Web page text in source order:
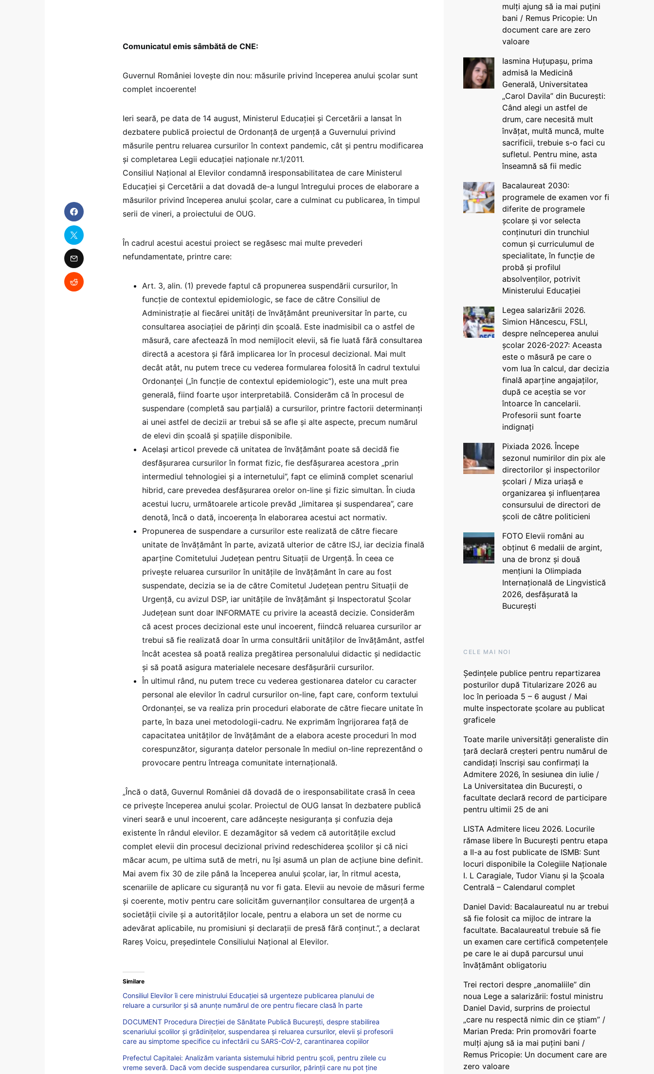
Comunicatul emis sâmbătă de CNE:
Guvernul României lovește din nou: măsurile privind începerea anului școlar sunt
complet incoerente!
Ieri seară, pe data de 14 august, Ministerul Educației și Cercetării a lansat în
dezbatere publică proiectul de Ordonanță de urgență a Guvernului privind
măsurile pentru reluarea cursurilor în context pandemic, cât și pentru modificarea
și completarea Legii educației naționale nr.1/2011.
Consiliul Național al Elevilor condamnă iresponsabilitatea de care Ministerul
Educației și Cercetării a dat dovadă de-a lungul întregului proces de elaborare a
măsurilor privind începerea anului școlar, care a culminat cu publicarea, în timpul
serii de vineri, a proiectului de OUG.
În cadrul acestui acestui proiect se regăsesc mai multe prevederi
nefundamentate, printre care:
Art. 3, alin. (1) prevede faptul că propunerea suspendării cursurilor, în
funcție de contextul epidemiologic, se face de către Consiliul de
Administrație al fiecărei unități de învățământ preuniversitar în parte, cu
consultarea asociației de părinți din școală. Este inadmisibil ca o astfel de
măsură, care afectează în mod nemijlocit elevii, să fie luată fără consultarea
directă a acestora și fără implicarea lor în procesul decizional. Mai mult
decât atât, nu putem trece cu vederea formularea folosită în cadrul textului
Ordonanței („în funcție de contextul epidemiologic”), este una mult prea
generală, fiind foarte ușor interpretabilă. Considerăm că în procesul de
suspendare (completă sau parțială) a cursurilor, printre factorii determinanți
ai unei astfel de decizii ar trebui să se afle și alte aspecte, precum numărul
de elevi din școală și spațiile disponibile.
Același articol prevede că unitatea de învățământ poate să decidă fie
desfășurarea cursurilor în format fizic, fie desfășurarea acestora „prin
intermediul tehnologiei și a internetului”, fapt ce elimină complet scenariul
hibrid, care prevedea desfășurarea orelor on-line și fizic simultan. În ciuda
acestui lucru, următoarele articole prevăd „limitarea și suspendarea”, care
denotă, încă o dată, incoerența în elaborarea acestui act normativ.
Propunerea de suspendare a cursurilor este realizată de către fiecare
unitate de învățământ în parte, avizată ulterior de către ISJ, iar decizia finală
aparține Comitetului Județean pentru Situații de Urgență. În ceea ce
privește reluarea cursurilor în unitățile de învățământ în care au fost
suspendate, decizia se ia de către Comitetul Județean pentru Situații de
Urgență, cu avizul DSP, iar unitățile de învățământ și Inspectoratul Școlar
Județean sunt doar INFORMATE cu privire la această decizie. Considerăm
că acest proces decizional este unul incoerent, fiindcă reluarea cursurilor ar
trebui să fie realizată doar în urma consultării unităților de învățământ, astfel
încât acestea să poată realiza pregătirea personalului didactic și nedidactic
și să poată asigura materialele necesare desfășurării cursurilor.
În ultimul rând, nu putem trece cu vederea gestionarea datelor cu caracter
personal ale elevilor în cadrul cursurilor on-line, fapt care, conform textului
Ordonanței, se va realiza prin proceduri elaborate de către fiecare unitate în
parte, în baza unei metodologii-cadru. Ne exprimăm îngrijorarea față de
capacitatea unităților de învățământ de a elabora aceste proceduri în mod
corespunzător, siguranța datelor personale în mediul on-line reprezentând o
provocare pentru întreaga comunitate internațională.
„Încă o dată, Guvernul României dă dovadă de o iresponsabilitate crasă în ceea
ce privește începerea anului școlar. Proiectul de OUG lansat în dezbatere publică
vineri seară e unul incoerent, care adâncește nesiguranța și confuzia deja
existente în rândul elevilor. E dezamăgitor să vedem că autoritățile exclud
complet elevii din procesul decizional privind redeschiderea școlilor și că nici
măcar acum, pe ultima sută de metri, nu își asumă un plan de acțiune bine definit.
Mai avem fix 30 de zile până la începerea anului școlar, iar, în ritmul acesta,
scenariile de aplicare cu siguranță nu vor fi gata. Elevii au nevoie de măsuri ferme
și coerente, motiv pentru care solicităm guvernanților consultarea de urgență a
societății civile și a autorităților locale, pentru a elabora un set de norme cu
adevărat aplicabile, nu promisiuni și declarații de presă fără conținut.”, a declarat
Rareș Voicu, președintele Consiliului Național al Elevilor.
Similare
Consiliul Elevilor îi cere ministrului Educației să urgenteze publicarea planului de
reluare a cursurilor și să anunțe numărul de ore pentru fiecare clasă în parte
DOCUMENT Procedura Direcției de Sănătate Publică București, despre stabilirea
scenariului școlilor și grădinițelor, suspendarea și reluarea cursurilor, elevii și profesorii
care au simptome specifice cu infectării cu SARS-CoV-2, carantinarea copiilor
Prefectul Capitalei: Analizăm varianta sistemului hibrid pentru școli, pentru zilele cu
vreme severă. Dacă vom decide suspendarea cursurilor, părinții care nu pot ține
mulți ajung să ia mai puțini
bani / Remus Pricopie: Un
document care are zero
valoare
Iasmina Huțupașu, prima
admisă la Medicină
Generală, Universitatea
„Carol Davila” din București:
Când alegi un astfel de
drum, care necesită mult
învățat, multă muncă, multe
sacrificii, trebuie s-o faci cu
sufletul. Pentru mine, asta
înseamnă să fii medic
Bacalaureat 2030:
programele de examen vor fi
diferite de programele
școlare și vor selecta
conținuturi din trunchiul
comun și curriculumul de
specialitate, în funcție de
probă și profilul
absolvenților, potrivit
Ministerului Educației
Legea salarizării 2026.
Simion Hăncescu, FSLI,
despre neînceperea anului
școlar 2026-2027: Aceasta
este o măsură pe care o
vom lua în calcul, dar decizia
finală aparține angajaților,
după ce aceștia se vor
întoarce în cancelarii.
Profesorii sunt foarte
indignați
Pixiada 2026. Începe
sezonul numirilor din pix ale
directorilor și inspectorilor
școlari / Miza uriașă e
organizarea și influențarea
consursului de directori de
școli de către politicieni
FOTO Elevii români au
obținut 6 medalii de argint,
una de bronz și două
mențiuni la Olimpiada
Internațională de Lingvistică
2026, desfășurată la
București
CELE MAI NOI
Ședințele publice pentru repartizarea
posturilor după Titularizare 2026 au
loc în perioada 5 – 6 august / Mai
multe inspectorate școlare au publicat
graficele
Toate marile universități generaliste din
țară declară creșteri pentru numărul de
candidați înscriși sau confirmați la
Admitere 2026, în sesiunea din iulie /
La Universitatea din București, o
facultate declară record de participare
pentru ultimii 25 de ani
LISTA Admitere liceu 2026. Locurile
rămase libere în București pentru etapa
a II-a au fost publicate de ISMB: Sunt
locuri disponibile la Colegiile Naționale
I. L Caragiale, Tudor Vianu și la Școala
Centrală – Calendarul complet
Daniel David: Bacalaureatul nu ar trebui
să fie folosit ca mijloc de intrare la
facultate. Bacalaureatul trebuie să fie
un examen care certifică competențele
pe care le ai după parcursul unui
învățământ obligatoriu
Trei rectori despre „anomaliile” din
noua Lege a salarizării: fostul ministru
Daniel David, surprins de proiectul
„care nu respectă nimic din ce știam” /
Marian Preda: Prin promovări foarte
mulți ajung să ia mai puțini bani /
Remus Pricopie: Un document care are
zero valoare